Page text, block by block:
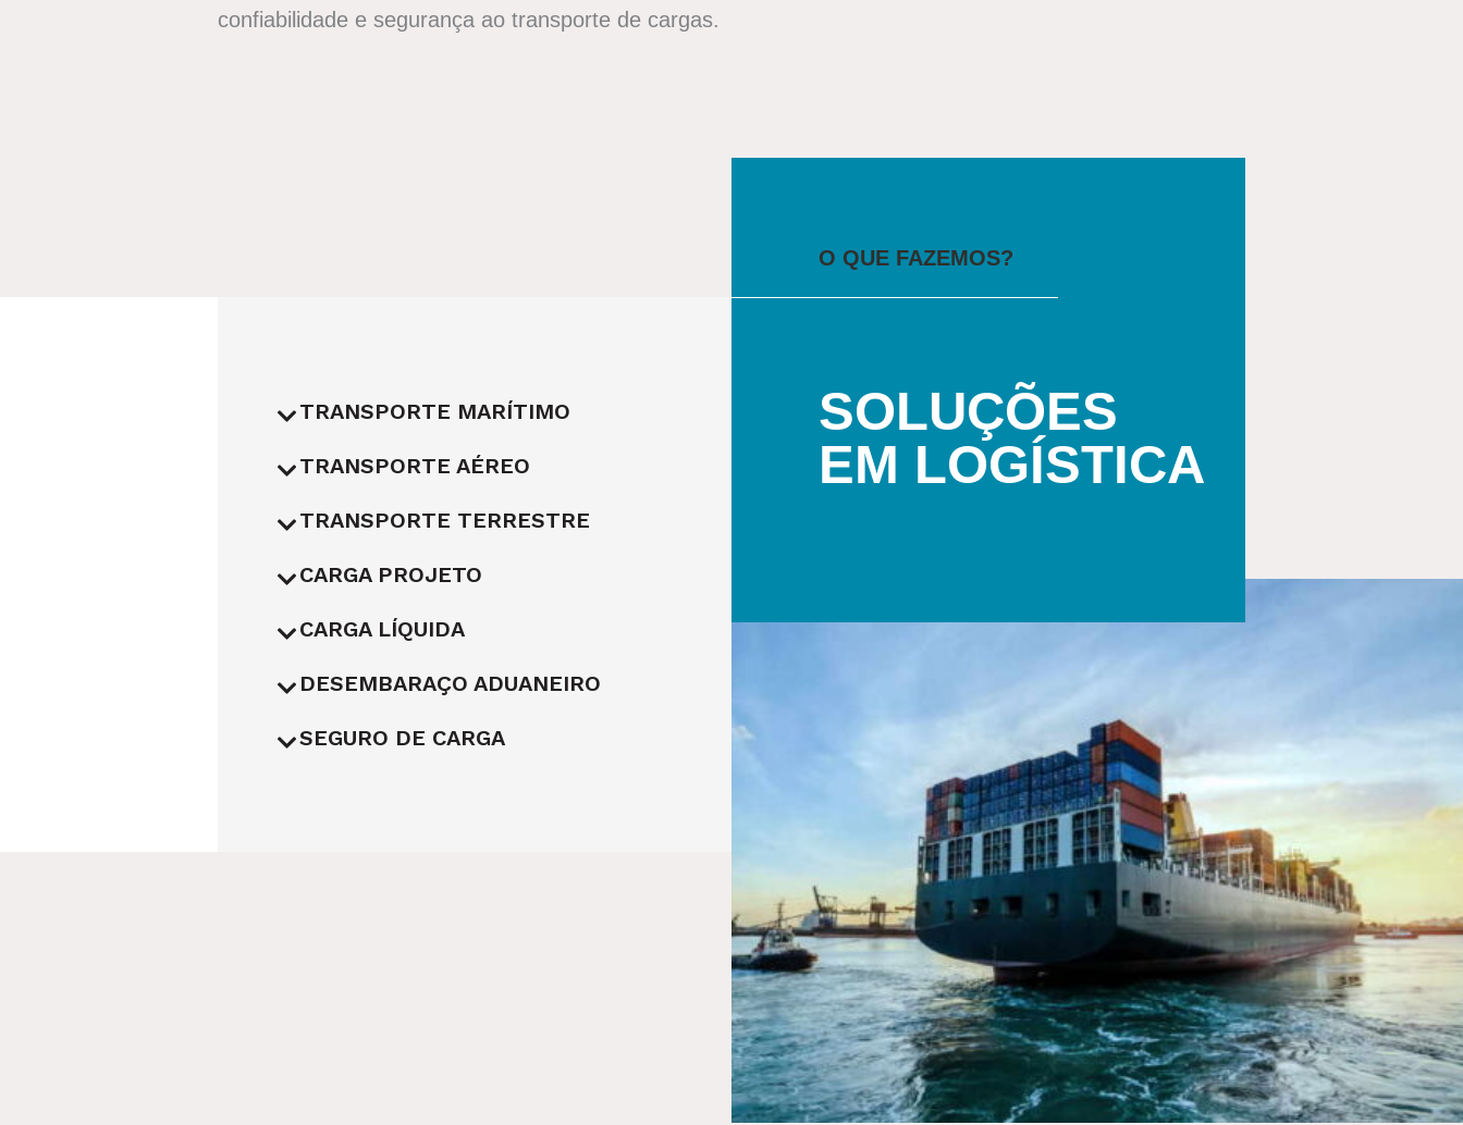
confiabilidade e segurança ao transporte de cargas.
TRANSPORTE MARÍTIMO
TRANSPORTE AÉREO
TRANSPORTE TERRESTRE
CARGA PROJETO
CARGA LÍQUIDA
DESEMBARAÇO ADUANEIRO
SEGURO DE CARGA
O QUE FAZEMOS?
SOLUÇÕES
EM LOGÍSTICA